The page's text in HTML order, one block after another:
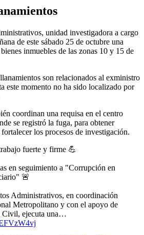
unidad investigadora a cargo
de este sábado 25 de octubre una
inmuebles de las zonas 10 y 15 de
son relacionados al exministro
este momento no ha sido localizado por
coordinan una requisa en el centro
se registró la fuga, para obtener
los procesos de investigación.
fuerte y firme 💪
en seguimiento a "Corrupción en
🚨
Administrativos, en coordinación
Metropolitano y con el apoyo de
Civil, ejecuta una…